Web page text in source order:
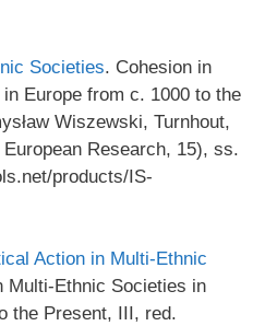
Societies. Cohesion in
Europe from c. 1000 to the
Wiszewski, Turnhout,
Research, 15), ss.
products/IS-
Action in Multi-Ethnic
Multi-Ethnic Societies in
the Present, III, red.